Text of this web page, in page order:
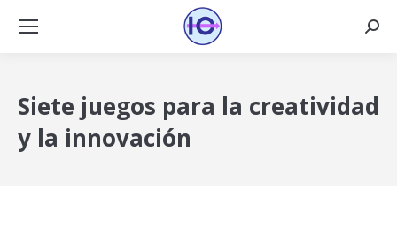
Siete juegos para la creatividad
y la innovación